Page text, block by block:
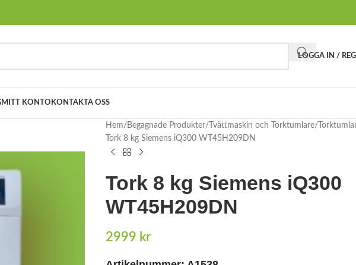
LOGGA IN /
MITT KONTO KONTAKTA OSS
Hem Begagnade Produkter Tvättmaskin och Torktumlare
Tork 8 kg Siemens iQ300 WT45H209DN
Tork 8 kg Siemens iQ300
WT45H209DN
2999 kr